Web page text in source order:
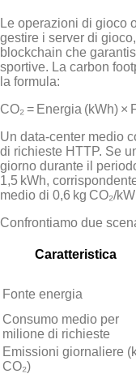
Le operazioni di gioco
gestire i server di
blockchain che
sportive. La carbon
la formula:
CO₂ = Energia (kWh) ×
Un data‑center medio
di richieste HTTP. Se
giorno durante il
1,5 kWh,
medio di 0,6 kg CO₂/
Confrontiamo due
Caratteristica
Fonte energia
Consumo medio per
milione di richieste
Emissioni giornaliere
CO₂)